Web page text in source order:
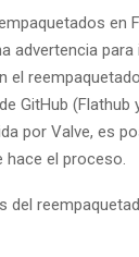
en
advertencia
GitHub (Flathub
por Valve, es
el proceso.